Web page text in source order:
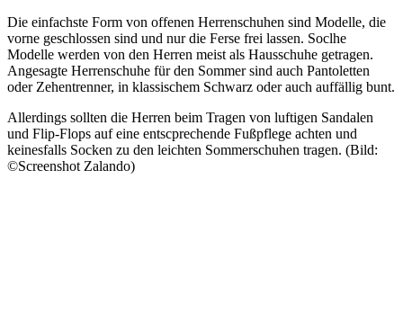
Die einfachste Form von offenen Herrenschuhen sind Modelle, die
vorne geschlossen sind und nur die Ferse frei lassen. Soclhe
Modelle werden von den Herren meist als Hausschuhe getragen.
Angesagte Herrenschuhe für den Sommer sind auch Pantoletten
oder Zehentrenner, in klassischem Schwarz oder auch auffällig bunt.
Allerdings sollten die Herren beim Tragen von luftigen Sandalen
und Flip-Flops auf eine entscprechende Fußpflege achten und
keinesfalls Socken zu den leichten Sommerschuhen tragen. (Bild:
©Screenshot Zalando)